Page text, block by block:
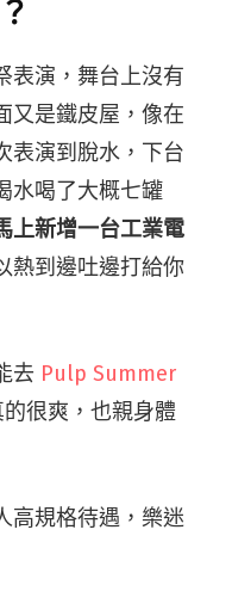
表演，舞台上沒有
又是鐵皮屋，像在
表演到脫水，下台
水喝了大概七罐
上新增一台工業電
熱到邊吐邊打給你
去 Pulp Summer
很爽，也親身體
高規格待遇，樂迷